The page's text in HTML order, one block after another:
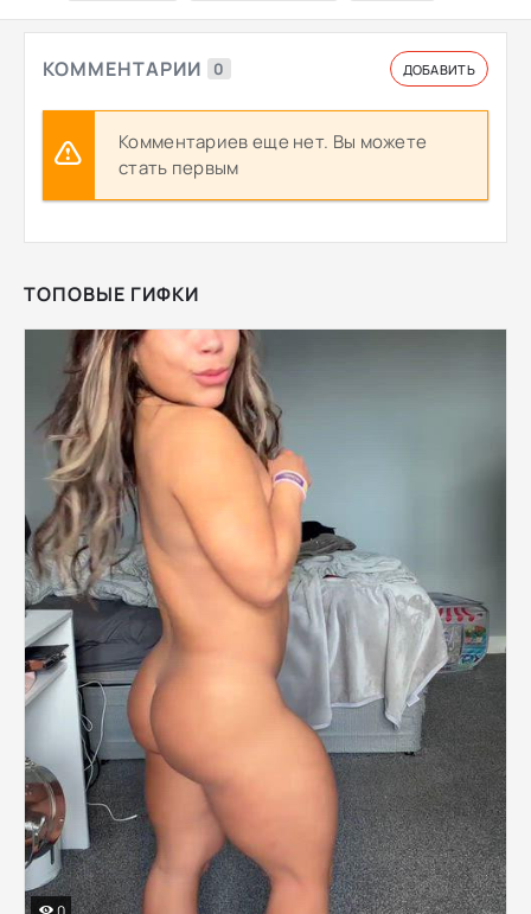
КОММЕНТАРИИ 0 ДОБАВИТЬ
Комментариев еще нет. Вы можете
стать первым
ТОПОВЫЕ ГИФКИ